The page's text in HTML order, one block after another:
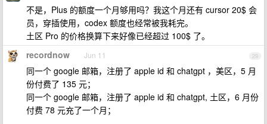
不是，Plus 的额度一个月够用吗？我这个月还有 cursor 20$ 会
员，穿插使用，codex 额度也经常被我耗完。
土区 Pro 的价格换算下来好像已经超过 100$ 了。
29
recordnow Jun 11
同一个 google 邮箱，注册了 apple id 和 chatgpt ，美区，5 月
份付费了 135 元；
同一个 google 邮箱，注册了 apple id 和 chatgpt, 土区，6 月份
付费 78 元充了一个月；